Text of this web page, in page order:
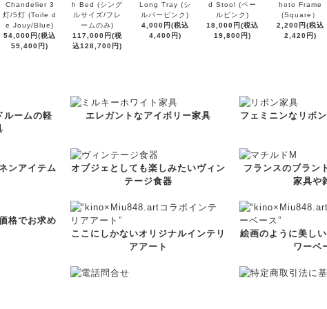
Chandelier 3
灯/5灯 (Toile d
e Jouy/Blue)
54,000円(税込
59,400円)
h Bed (シング
ルサイズ/フレ
ームのみ)
117,000円(税
込128,700円)
Long Tray (シ
ルバーピンク)
4,000円(税込
4,400円)
d Stool (ペー
ルピンク)
18,000円(税込
19,800円)
hoto Frame
(Square）
2,200円(税込
2,420円)
ルームの軽
エレガントなアイボリー家具 フェミニンなリボ
ンアイテム
オブジェとしても楽しみたいヴィン
テージ食器
フランスのブラン
家具や
格でお求め
ここにしかないオリジナルインテリ
アアート
絵画のように美し
ワーベ